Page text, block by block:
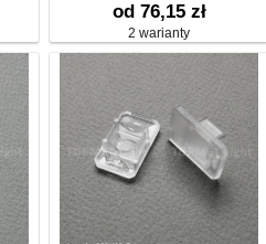
od 76,15 zł
2 warianty